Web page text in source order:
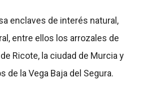
enclaves de interés natural,
entre ellos los arrozales de
Ricote, la ciudad de Murcia y
de la Vega Baja del Segura.